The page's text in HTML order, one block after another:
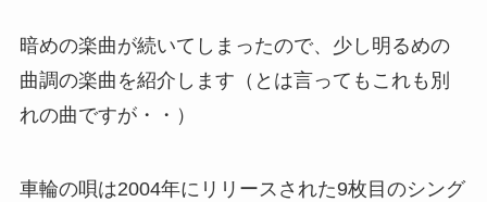
暗めの楽曲が続いてしまったので、少し明るめの
曲調の楽曲を紹介します（とは言ってもこれも別
れの曲ですが・・）
車輪の唄は2004年にリリースされた9枚目のシング